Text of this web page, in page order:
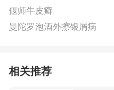
偃师牛皮癣
曼陀罗泡酒外擦银屑病
相关推荐